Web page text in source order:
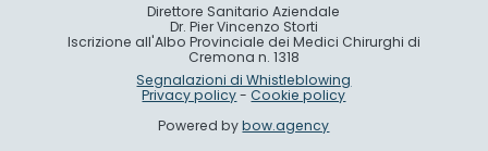
Direttore Sanitario Aziendale
Dr. Pier Vincenzo Storti
Iscrizione all'Albo Provinciale dei Medici Chirurghi di
Cremona n. 1318
Segnalazioni di Whistleblowing
Privacy policy-Cookie policy
Powered bybow.agency